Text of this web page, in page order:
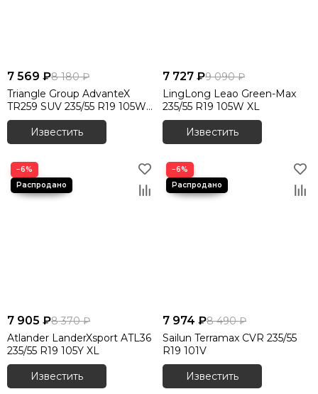
7 569 ₽8 180 ₽
Triangle Group AdvanteX
TR259 SUV 235/55 R19 105W
XL
Известить
7 727 ₽9 090 ₽
LingLong Leao Green-Max
235/55 R19 105W XL
Известить
−6%
7 905 ₽8 370 ₽
Atlander LanderXsport ATL36
235/55 R19 105Y XL
Известить
−6%
7 974 ₽8 490 ₽
Sailun Terramax CVR 235/55
R19 101V
Известить